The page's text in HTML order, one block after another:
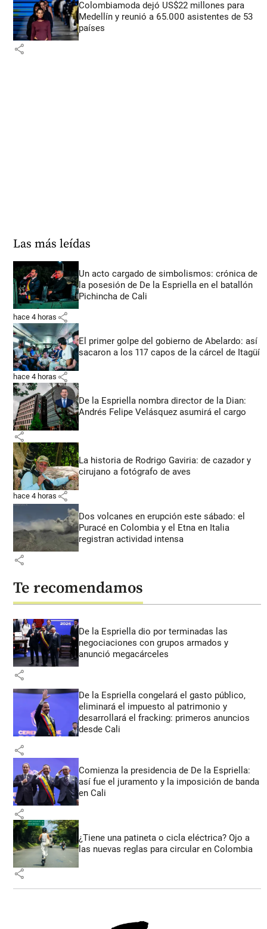
Colombiamoda dejó US$22 millones para
Medellín y reunió a 65.000 asistentes de 53
países
share
Las más leídas
Un acto cargado de simbolismos: crónica de
la posesión de De la Espriella en el batallón
Pichincha de Cali
hace 4 horas share
El primer golpe del gobierno de Abelardo: así
sacaron a los 117 capos de la cárcel de Itagüí
hace 4 horas share
De la Espriella nombra director de la Dian:
Andrés Felipe Velásquez asumirá el cargo
share
La historia de Rodrigo Gaviria: de cazador y
cirujano a fotógrafo de aves
hace 4 horas share
Dos volcanes en erupción este sábado: el
Puracé en Colombia y el Etna en Italia
registran actividad intensa
share
Te recomendamos
De la Espriella dio por terminadas las
negociaciones con grupos armados y
anunció megacárceles
share
De la Espriella congelará el gasto público,
eliminará el impuesto al patrimonio y
desarrollará el fracking: primeros anuncios
desde Cali
share
Comienza la presidencia de De la Espriella:
así fue el juramento y la imposición de banda
en Cali
share
¿Tiene una patineta o cicla eléctrica? Ojo a
las nuevas reglas para circular en Colombia
share